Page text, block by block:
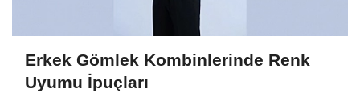
Erkek Gömlek Kombinlerinde Renk
Uyumu İpuçları